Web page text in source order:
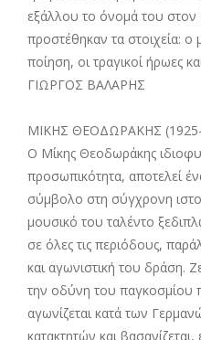
εξάλλου το όνομά του στον
προστέθηκαν τα στοιχεία: ο
ποίηση, οι τραγικοί ήρωες
ΓΙΩΡΓΟΣ ΒΑΛΑΡΗΣ
ΜΙΚΗΣ ΘΕΟΔΩΡΑΚΗΣ
Ο Μίκης Θεοδωράκης
προσωπικότητα, αποτελεί
σύμβολο στη σύγχρονη
μουσικό του ταλέντο
σε όλες τις περιόδους,
και αγωνιστική του δράση.
την οδύνη του παγκοσμίου
αγωνίζεται κατά των
κατακτητών και